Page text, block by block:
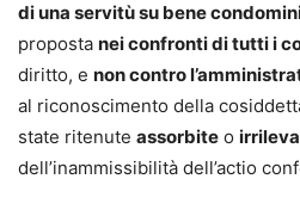
di una servitù su bene
proposta nei confronti di tutti i
diritto, e non contro
al riconoscimento della
state ritenute assorbite o
dell’inammissibilità dell’actio